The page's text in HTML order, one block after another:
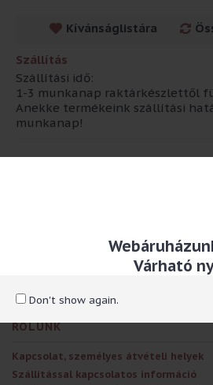
Várható
Don't show again.
Kívánságlistára
Szállítás
Szállítási idő:
1-3 munkanap raktárkészlettől
Anekke termékeink szállítási
munkanap!
RÓLUNK
Kapcsolat, személyes átvételi helyek
Szállítással kapcsolatos információ